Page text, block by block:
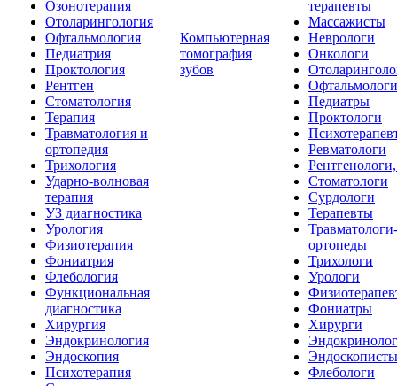
Озонотерапия
Отоларингология
Офтальмология
Педиатрия
Проктология
Рентген
Стоматология
Терапия
Травматология и
ортопедия
Трихология
Ударно-волновая
терапия
УЗ диагностика
Урология
Физиотерапия
Фониатрия
Флебология
Функциональная
диагностика
Хирургия
Эндокринология
Эндоскопия
Психотерапия
Компьютерная
томография
зубов
терапевты
Массажисты
Неврологи
Онкологи
Офтальмологи
Педиатры
Проктологи
Ревматологи
Стоматологи
Сурдологи
Терапевты
Травматологи-
ортопеды
Трихологи
Урологи
Фониатры
Хирурги
Эндоскописты
Флебологи